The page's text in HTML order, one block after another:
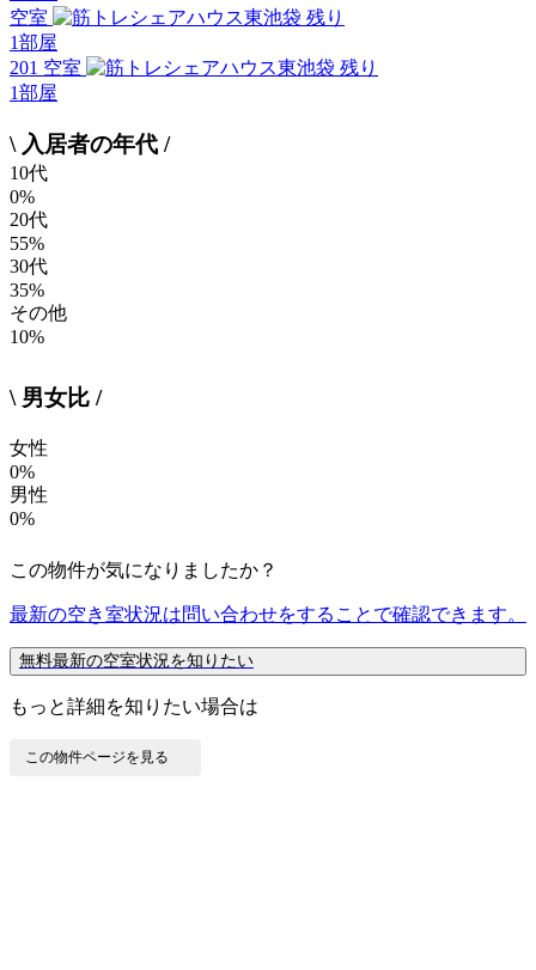
空室
残り
1部屋
201 空室
残り
1部屋
\ 入居者の年代 /
10代
0%
20代
55%
30代
35%
その他
10%
\ 男女比 /
女性
0%
男性
0%
この物件が気になりましたか？
最新の空き室状況は問い合わせをすることで確認できます。
無料最新の空室状況を知りたい
もっと詳細を知りたい場合は
この物件ページを見る